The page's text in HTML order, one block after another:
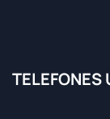
TELEFONES